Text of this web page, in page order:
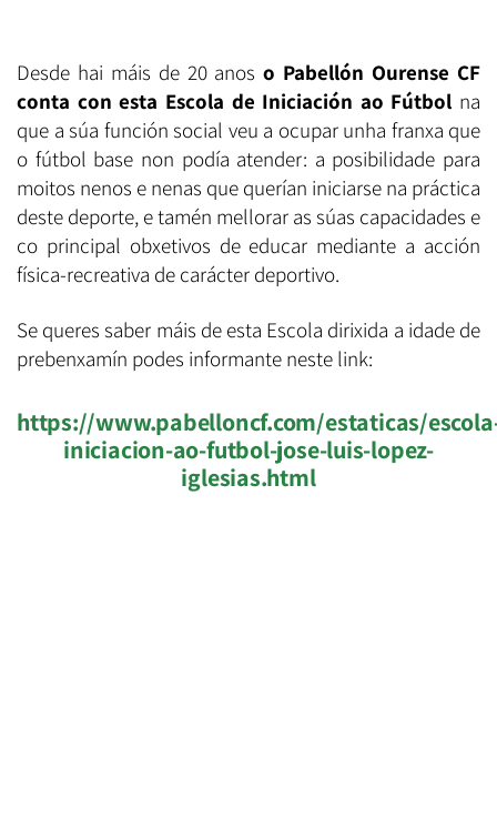
Desde hai máis de 20 anoso Pabellón Ourense CF
conta con esta Escola de Iniciación ao Fútbol na
que a súa función social veu a ocupar unha franxa que
o fútbol base non podía atender: a posibilidade para
moitos nenos e nenas que querían iniciarse na práctica
deste deporte, e tamén mellorar as súas capacidades e
co principal obxetivos de educar mediante a acción
física-recreativa de carácter deportivo.
Se queres saber máis de esta Escola dirixida a idade de
prebenxamín podes informante neste link:
https://www.pabelloncf.com/estaticas/
iniciacion-ao-futbol-jose-luis-lopez-
iglesias.html